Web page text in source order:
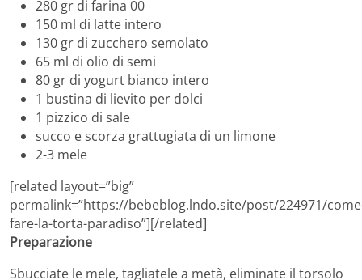
280 gr di farina 00
150 ml di latte intero
130 gr di zucchero semolato
65 ml di olio di semi
80 gr di yogurt bianco intero
1 bustina di lievito per dolci
1 pizzico di sale
succo e scorza grattugiata di un limone
2-3 mele
[related layout=”big”
permalink=”https://bebeblog.lndo.site/post/224971/
fare-la-torta-paradiso”][/related]
Preparazione
Sbucciate le mele, tagliatele a metà, eliminate il torsolo